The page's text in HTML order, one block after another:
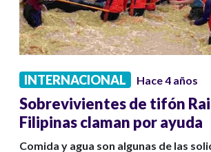
INTERNACIONAL Hace 4 años
Sobrevivientes de tifón
Filipinas claman por ayuda
Comida y agua son algunas de las